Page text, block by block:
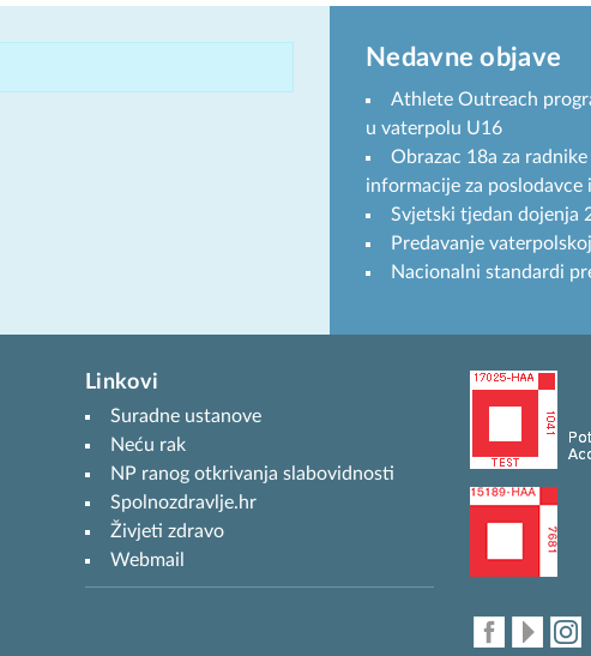
Nedavne objave
Athlete Outreach
u vaterpolu U16
Obrazac 18a za
informacije za poslodavce
Svjetski tjedan dojenja
Predavanje
Nacionalni standardi
Linkovi
Suradne ustanove
Neću rak
NP ranog otkrivanja slabovidnosti
Spolnozdravlje.hr
Živjeti zdravo
Webmail